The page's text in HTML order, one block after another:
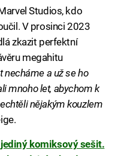
Studios, kdo
V prosinci 2023
zkazit perfektní
megahitu
necháme a už se ho
mnoho let, abychom k
nějakým kouzlem
komiksový sešit.